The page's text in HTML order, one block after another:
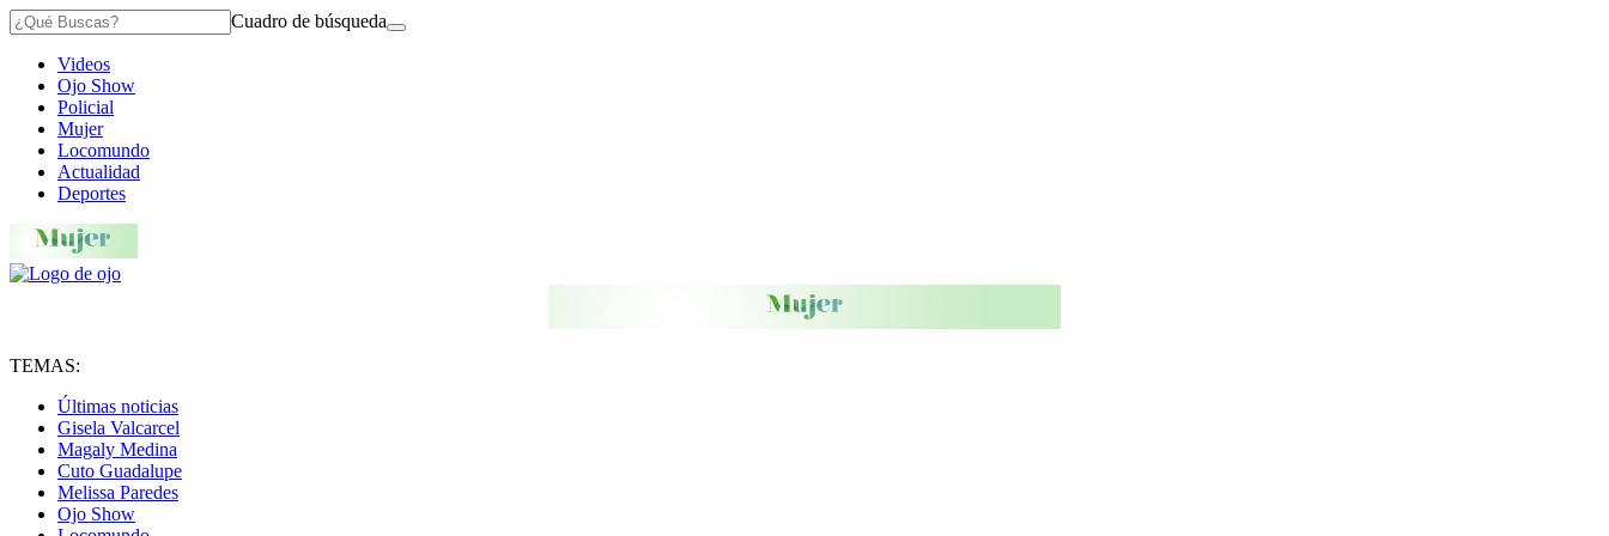
Cuadro de búsqueda
Videos
Ojo Show
Policial
Mujer
Locomundo
Actualidad
Deportes
TEMAS:
Últimas noticias
Gisela Valcarcel
Magaly Medina
Cuto Guadalupe
Melissa Paredes
Ojo Show